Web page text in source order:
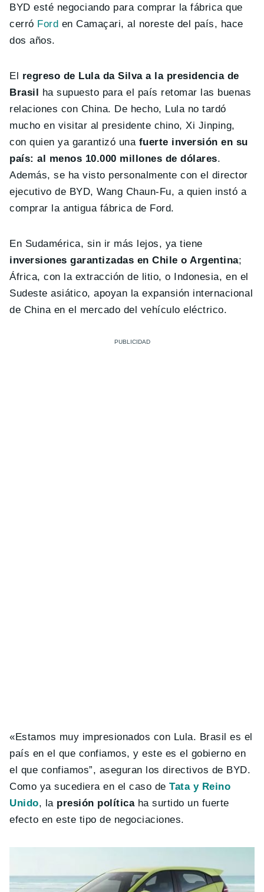
BYD esté negociando para comprar la fábrica que
cerró Ford en Camaçari, al noreste del país, hace
dos años.
El regreso de Lula da Silva a la presidencia de
Brasil ha supuesto para el país retomar las buenas
relaciones con China. De hecho, Lula no tardó
mucho en visitar al presidente chino, Xi Jinping,
con quien ya garantizó una fuerte inversión en su
país: al menos 10.000 millones de dólares.
Además, se ha visto personalmente con el director
ejecutivo de BYD, Wang Chaun-Fu, a quien instó a
comprar la antigua fábrica de Ford.
En Sudamérica, sin ir más lejos, ya tiene
inversiones garantizadas en Chile o Argentina;
África, con la extracción de litio, o Indonesia, en el
Sudeste asiático, apoyan la expansión internacional
de China en el mercado del vehículo eléctrico.
«Estamos muy impresionados con Lula. Brasil es el
país en el que confiamos, y este es el gobierno en
el que confiamos”, aseguran los directivos de BYD.
Como ya sucediera en el caso deTata y Reino
Unido, la presión políticaha surtido un fuerte
efecto en este tipo de negociaciones.